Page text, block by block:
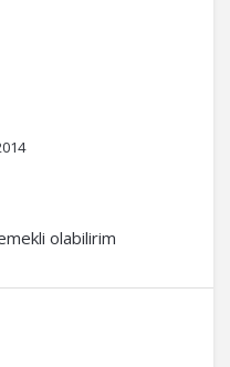
olabilirim